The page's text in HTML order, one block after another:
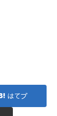
はてブ